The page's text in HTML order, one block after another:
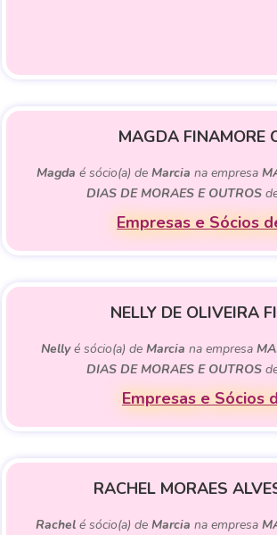
MAGDA FINAMORE
Magda é sócio(a) de Marcia na empresa
DIAS DE MORAES E OUTROS
Empresas e Sócios
NELLY DE OLIVEIRA
Nellyé sócio(a) deMarcia na empresa
DIAS DE MORAES E OUTROS
Empresas e Sócios
RACHEL MORAES
Rachel é sócio(a) deMarcia na empresa